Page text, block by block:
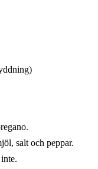
salt och peppar.